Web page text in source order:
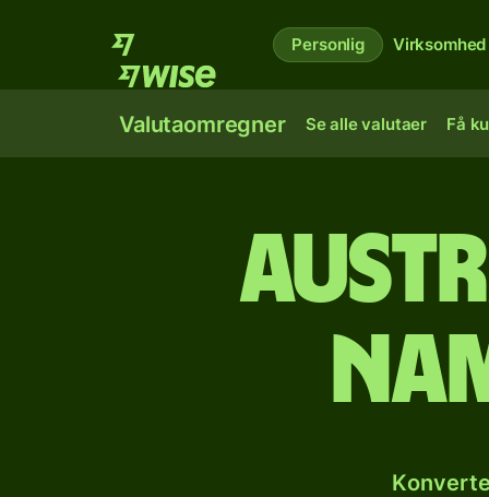
Personlig Virksomhed
Valutaomregner Se alle valutaer Få